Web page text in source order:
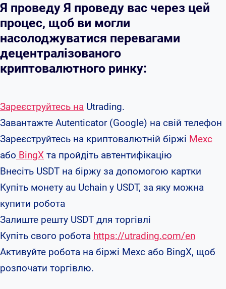
Я проведу Я проведу вас через цей
процес, щоб ви могли
насолоджуватися перевагами
децентралізованого
криптовалютного ринку:
Зареєструйтесь на Utrading.
Завантажте Autenticator (Google) на свій телефон
Зареєструйтесь на криптовалютній біржі Mexc
або BingX та пройдіть автентифікацію
Внесіть USDT на біржу за допомогою картки
Купіть монету au Uchain у USDT, за яку можна
купити робота
Залиште решту USDT для торгівлі
Купіть свого робота https://utrading.com/en
Активуйте робота на біржі Mexc або BingX, щоб
розпочати торгівлю.